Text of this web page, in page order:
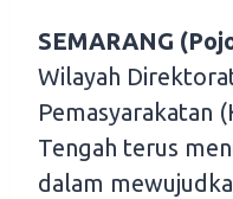
SEMARANG
Wilayah
Pemasyarakatan
Tengah terus
dalam